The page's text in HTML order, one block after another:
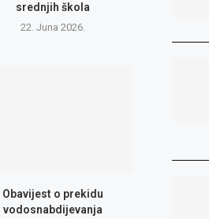
srednjih škola
22. Juna 2026.
Obavijest o prekidu
vodosnabdijevanja